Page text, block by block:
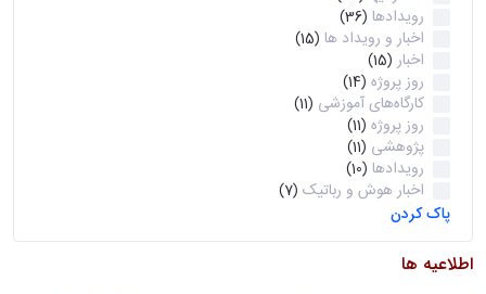
رویدادها (36)
اخبار و رویداد ها (15)
اخبار (15)
روز پروژه (14)
کارگاه‌های آموزشی (11)
روز پروژه (11)
پژوهشی (11)
رویدادها (10)
اخبار هوش و رباتیک (7)
پاک کردن
اطلاعیه ها